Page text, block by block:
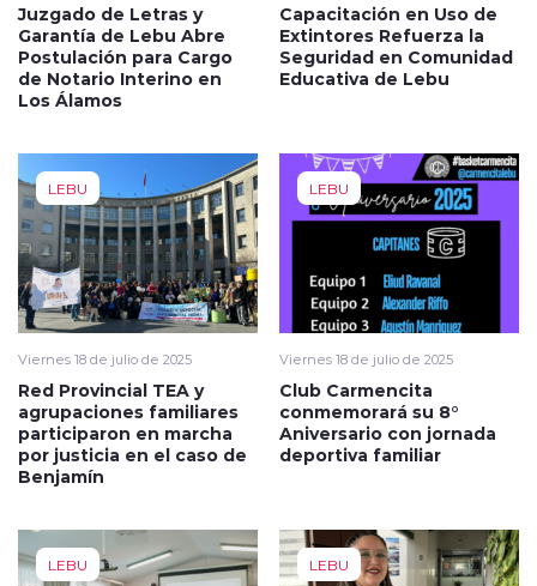
Juzgado de Letras y
Garantía de Lebu Abre
Postulación para Cargo
de Notario Interino en
Los Álamos
Capacitación en Uso de
Extintores Refuerza la
Seguridad en Comunidad
Educativa de Lebu
LEBU
Viernes 18 de julio de 2025
Red Provincial TEA y
agrupaciones familiares
participaron en marcha
por justicia en el caso de
Benjamín
LEBU
Viernes 18 de julio de 2025
Club Carmencita
conmemorará su 8°
Aniversario con jornada
deportiva familiar
LEBU LEBU